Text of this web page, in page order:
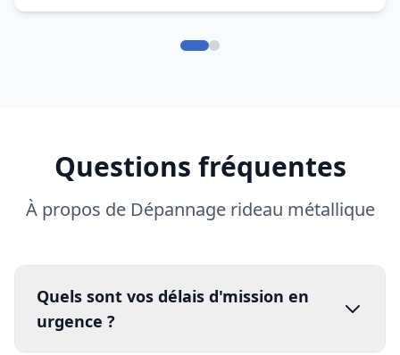
Questions fréquentes
À propos de Dépannage rideau métallique
Quels sont vos délais d'mission en
urgence ?